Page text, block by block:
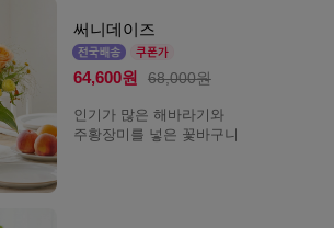
써니데이즈
64,600원 68,000원
인기가 많은 해바라기와
주황장미를 넣은 꽃바구니